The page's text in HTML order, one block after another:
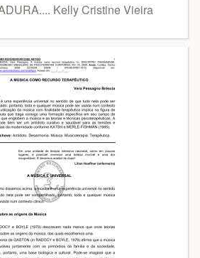
Kelly Cristine Vieira